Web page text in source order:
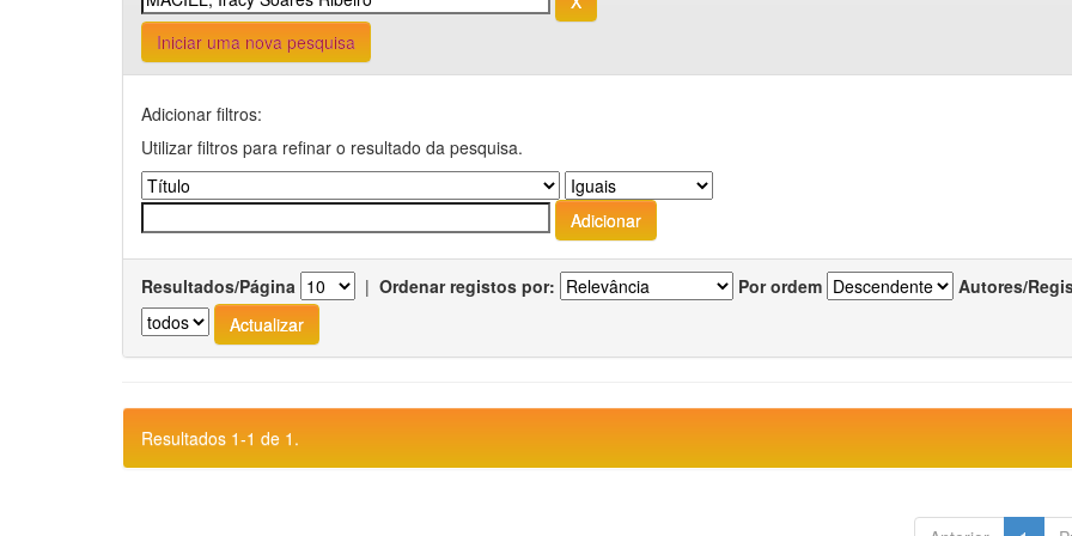
Iniciar uma nova pesquisa
Adicionar filtros:
Utilizar filtros para refinar o resultado da pesquisa.
Resultados/Página | Ordenar registos por: Por ordem Autores/
Resultados 1-1 de 1.